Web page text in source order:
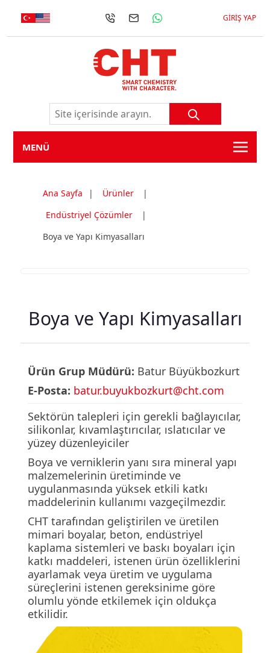
GIRIŞ YAP
MENÜ
Ana Sayfa | Ürünler
|
Endüstriyel Çözümler
|
Boya ve Yapı Kimyasalları
Boya ve Yapı Kimyasalları
Ürün Grup Müdürü: Batur Büyükbozkurt
E-Posta: batur.buyukbozkurt@cht.com
Sektörün talepleri için gerekli bağlayıcılar,
silikonlar, kıvamlaştırıcılar, ıslatıcılar ve
yüzey düzenleyiciler
Boya ve verniklerin yanı sıra mineral yapı
malzemelerinin üretiminde ve
uygulanmasında yüksek etkili katkı
maddelerinin kullanımı vazgeçilmezdir.
CHT tarafından geliştirilen ve üretilen
mimari boyalar, beton, endüstriyel
kaplama sistemleri ve baskı boyaları için
katkı maddeleri, istenen ürün özelliklerini
ayarlamak veya üretim ve uygulama
süreçlerini istenen gereksinime göre
olumlu yönde etkilemek için oldukça
etkilidir.